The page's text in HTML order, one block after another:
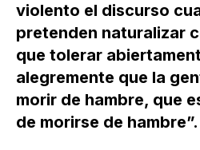
violento el discurso
pretenden naturalizar
que tolerar
alegremente que la
morir de hambre, que
de morirse de hambre”.